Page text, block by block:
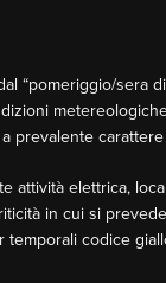
“pomeriggio/sera
prevalente
attività elettrica,
in cui si
codice